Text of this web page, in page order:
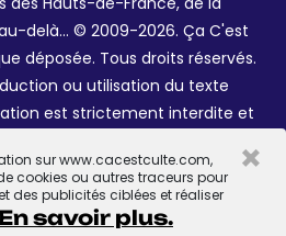
sur www.cacestculte.com,
cookies ou autres traceurs pour
des publicités ciblées et réaliser
En savoir plus.
×
delà... © 2009-2026. Ça C'est
déposée. Tous droits réservés.
ou utilisation du texte
est strictement interdite et
Galant.